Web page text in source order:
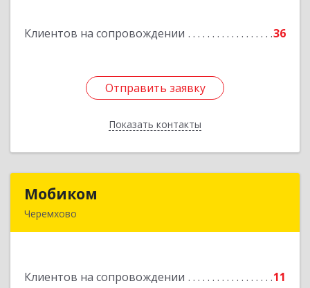
Клиентов на сопровождении 36
Отправить заявку
Показать контакты
Подробнее
Отправить заявку
Назад
Мобиком
Черемхово
Клиентов на сопровождении 11